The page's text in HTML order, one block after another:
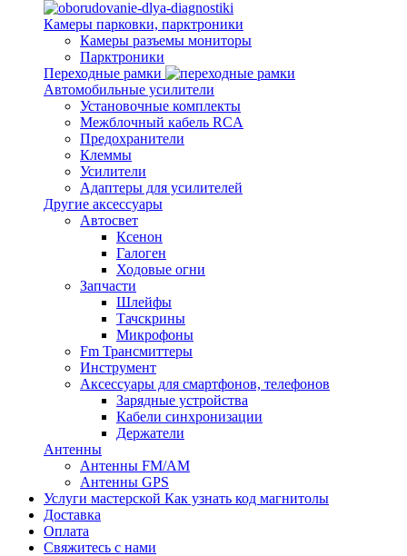
Камеры парковки, парктроники
Камеры разъемы мониторы
Парктроники
Переходные рамки
Автомобильные усилители
Установочные комплекты
Межблочный кабель RCA
Предохранители
Клеммы
Усилители
Адаптеры для усилителей
Другие аксессуары
Автосвет
Ксенон
Галоген
Ходовые огни
Запчасти
Шлейфы
Тачскрины
Микрофоны
Fm Трансмиттеры
Инструмент
Аксессуары для смартфонов, телефонов
Зарядные устройства
Кабели синхронизации
Держатели
Антенны
Антенны FM/AM
Антенны GPS
Услуги мастерской Как узнать код магнитолы
Доставка
Оплата
Свяжитесь с нами